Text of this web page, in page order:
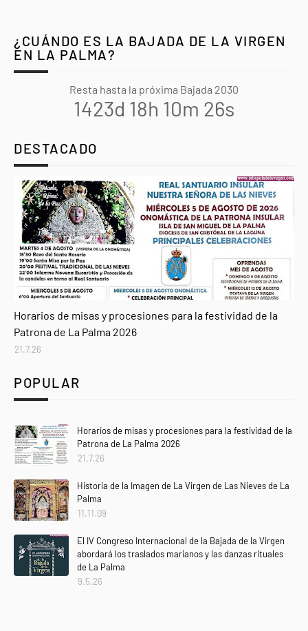
¿CUÁNDO ES LA BAJADA DE LA VIRGEN
EN LA PALMA?
Resta hasta la próxima Bajada 2030
1423d 18h 10m 25s
DESTACADO
Horarios de misas y procesiones para la festividad de la
Patrona de La Palma 2026
21.7.26
POPULAR
Horarios de misas y procesiones para la festividad de la
Patrona de La Palma 2026
21.7.26
Historia de la Imagen de La Virgen de Las Nieves de La
Palma
11.11.09
El IV Congreso Internacional de la Bajada de la Virgen
abordará los traslados marianos y las danzas rituales
de La Palma
9.5.26